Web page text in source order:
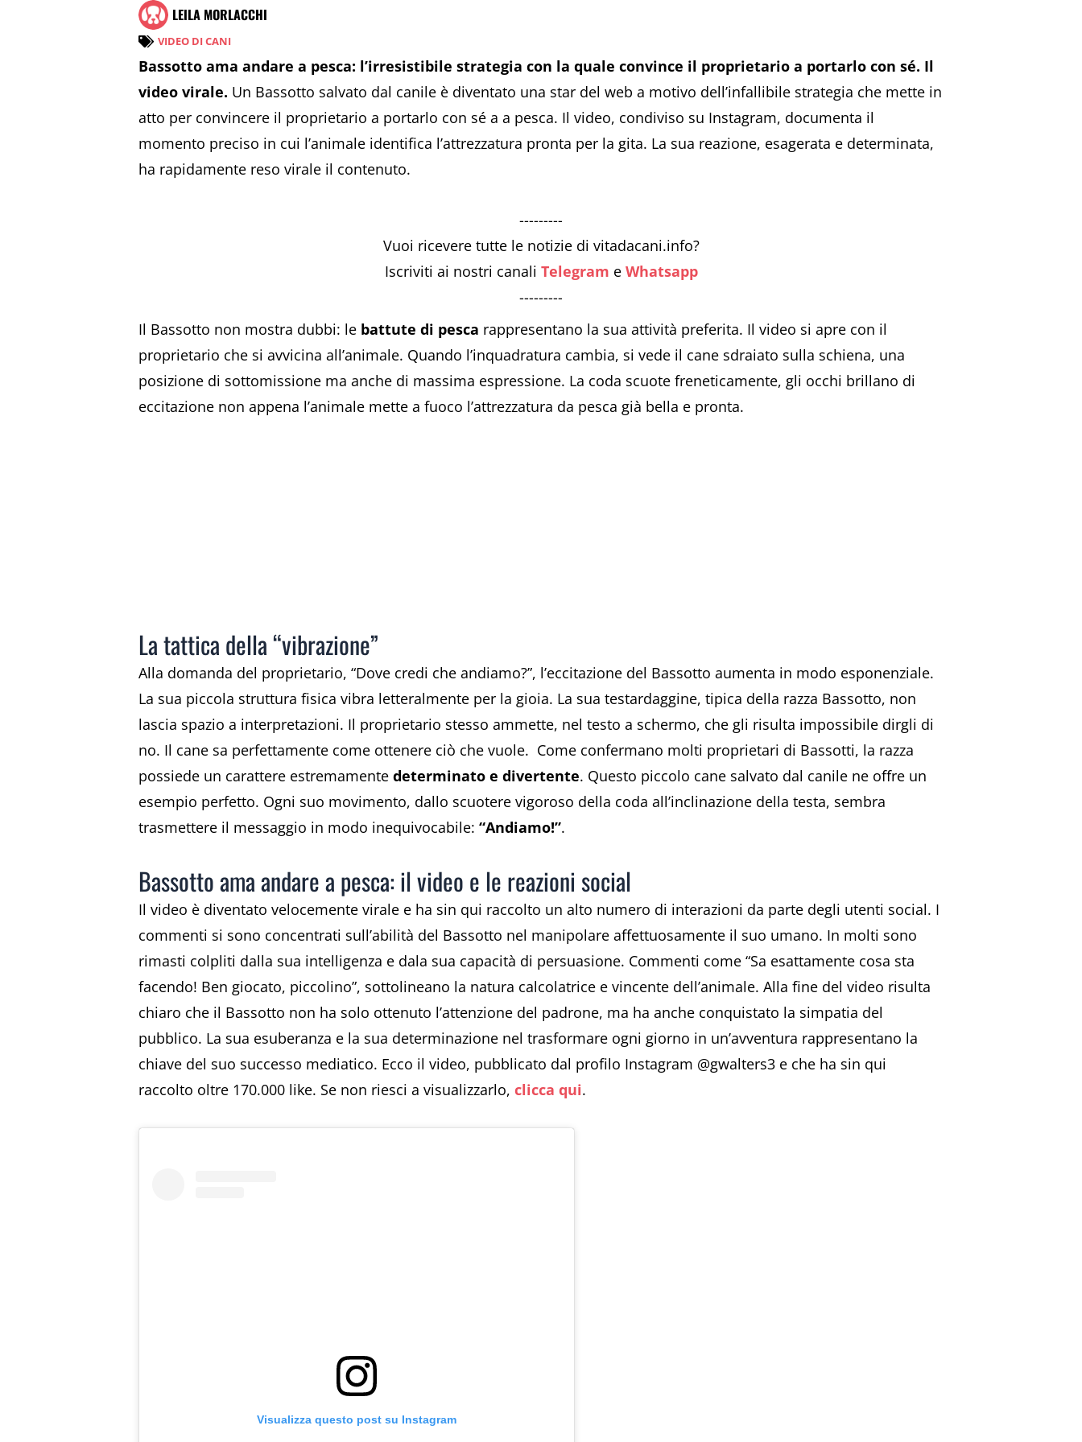
LEILA MORLACCHI
VIDEO DI CANI
Bassotto ama andare a pesca: l’irresistibile strategia con la quale convince il proprietario a portarlo con sé. Il
video virale. Un Bassotto salvato dal canile è diventato una star del web a motivo dell’infallibile strategia che mette in
atto per convincere il proprietario a portarlo con sé a a pesca. Il video, condiviso su Instagram, documenta il
momento preciso in cui l’animale identifica l’attrezzatura pronta per la gita. La sua reazione, esagerata e determinata,
ha rapidamente reso virale il contenuto.
---------
Vuoi ricevere tutte le notizie di vitadacani.info?
Iscriviti ai nostri canali Telegram e Whatsapp
---------
Il Bassotto non mostra dubbi: le battute di pesca rappresentano la sua attività preferita. Il video si apre con il
proprietario che si avvicina all’animale. Quando l’inquadratura cambia, si vede il cane sdraiato sulla schiena, una
posizione di sottomissione ma anche di massima espressione. La coda scuote freneticamente, gli occhi brillano di
eccitazione non appena l’animale mette a fuoco l’attrezzatura da pesca già bella e pronta.
La tattica della “vibrazione”
Alla domanda del proprietario, “Dove credi che andiamo?”, l’eccitazione del Bassotto aumenta in modo esponenziale.
La sua piccola struttura fisica vibra letteralmente per la gioia. La sua testardaggine, tipica della razza Bassotto, non
lascia spazio a interpretazioni. Il proprietario stesso ammette, nel testo a schermo, che gli risulta impossibile dirgli di
no. Il cane sa perfettamente come ottenere ciò che vuole. Come confermano molti proprietari di Bassotti, la razza
possiede un carattere estremamente determinato e divertente. Questo piccolo cane salvato dal canile ne offre un
esempio perfetto. Ogni suo movimento, dallo scuotere vigoroso della coda all’inclinazione della testa, sembra
trasmettere il messaggio in modo inequivocabile: “Andiamo!”.
Bassotto ama andare a pesca: il video e le reazioni social
Il video è diventato velocemente virale e ha sin qui raccolto un alto numero di interazioni da parte degli utenti social. I
commenti si sono concentrati sull’abilità del Bassotto nel manipolare affettuosamente il suo umano. In molti sono
rimasti colpliti dalla sua intelligenza e dala sua capacità di persuasione. Commenti come “Sa esattamente cosa sta
facendo! Ben giocato, piccolino”, sottolineano la natura calcolatrice e vincente dell’animale. Alla fine del video risulta
chiaro che il Bassotto non ha solo ottenuto l’attenzione del padrone, ma ha anche conquistato la simpatia del
pubblico. La sua esuberanza e la sua determinazione nel trasformare ogni giorno in un’avventura rappresentano la
chiave del suo successo mediatico. Ecco il video, pubblicato dal profilo Instagram @gwalters3 e che ha sin qui
raccolto oltre 170.000 like. Se non riesci a visualizzarlo, clicca qui.
Visualizza questo post su Instagram